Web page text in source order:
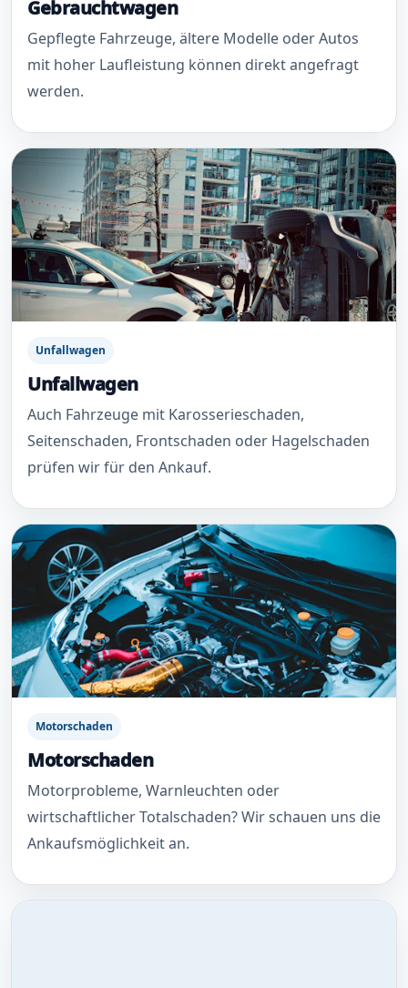
Gebrauchtwagen
Gepflegte Fahrzeuge, ältere Modelle oder Autos
mit hoher Laufleistung können direkt angefragt
werden.
Unfallwagen
Unfallwagen
Auch Fahrzeuge mit Karosserieschaden,
Seitenschaden, Frontschaden oder Hagelschaden
prüfen wir für den Ankauf.
Motorschaden
Motorschaden
Motorprobleme, Warnleuchten oder
wirtschaftlicher Totalschaden? Wir schauen uns die
Ankaufsmöglichkeit an.